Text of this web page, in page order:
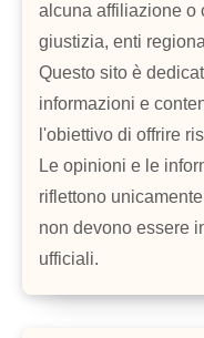
alcuna affiliazione o
giustizia, enti
Questo sito è
informazioni e
l'obiettivo di offrire
Le opinioni e le
riflettono
non devono essere
ufficiali.